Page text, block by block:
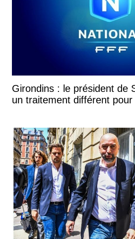
Girondins : le président de
un traitement différent